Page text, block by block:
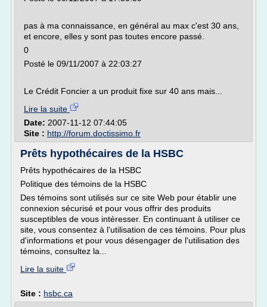
pas à ma connaissance, en général au max c'est 30 ans,
et encore, elles y sont pas toutes encore passé.
0
Posté le 09/11/2007 à 22:03:27
Le Crédit Foncier a un produit fixe sur 40 ans mais...
Lire la suite
Date: 2007-11-12 07:44:05
Site : http://forum.doctissimo.fr
Prêts hypothécaires de la HSBC
Prêts hypothécaires de la HSBC
Politique des témoins de la HSBC
Des témoins sont utilisés sur ce site Web pour établir une
connexion sécurisé et pour vous offrir des produits
susceptibles de vous intéresser. En continuant à utiliser ce
site, vous consentez à l'utilisation de ces témoins. Pour plus
d'informations et pour vous désengager de l'utilisation des
témoins, consultez la...
Lire la suite
Site : hsbc.ca